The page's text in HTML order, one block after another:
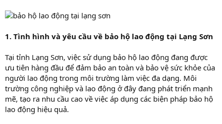
1. Tình hình và yêu cầu về bảo hộ lao động tại Lạng Sơn
Tại tỉnh Lạng Sơn, việc sử dụng bảo hộ lao động đang được
ưu tiên hàng đầu để đảm bảo an toàn và bảo vệ sức khỏe của
người lao động trong môi trường làm việc đa dạng. Môi
trường công nghiệp và lao động ở đây đang phát triển mạnh
mẽ, tạo ra nhu cầu cao về việc áp dụng các biện pháp bảo hộ
lao động hiệu quả.